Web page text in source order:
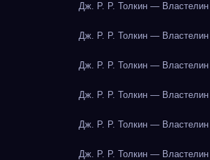
Дж. Р. Р. Толкин — Властелин
Дж. Р. Р. Толкин — Властелин
Дж. Р. Р. Толкин — Властелин
Дж. Р. Р. Толкин — Властелин
Дж. Р. Р. Толкин — Властелин
Дж. Р. Р. Толкин — Властелин